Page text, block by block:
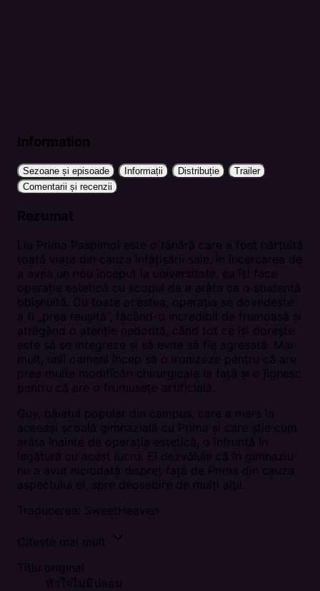
Information
Sezoane și episoade Informații Distribuție
Trailer
Comentarii și recenzii
Rezumat
Liu Prima Paspimol este o tânără care a fost hărțuită
toată viața din cauza înfățișării sale. În încercarea de
a avea un nou început la universitate, ea își face
operație estetică cu scopul de a arăta ca o studentă
obișnuită. Cu toate acestea, operația se dovedește
a fi „prea reușită”, făcând-o incredibil de frumoasă și
atrăgând o atenție nedorită, când tot ce își dorește
este să se integreze și să evite să fie agresată. Mai
mult, unii oameni încep să o ironizeze pentru că are
prea multe modificări chirurgicale la față și o jignesc
pentru că are o frumusețe artificială.
Guy, băiatul popular din campus, care a mers la
aceeași școală gimnazială cu Prima și care știe cum
arăta înainte de operația estetică, o înfruntă în
legătură cu acest lucru. El dezvăluie că în gimnaziu
nu a avut niciodată dispreț față de Prima din cauza
aspectului ei, spre deosebire de mulți alții.
Traducerea: SweetHeaven
Citește mai mult
Titlu original
หัวใจไม่มีปลอม